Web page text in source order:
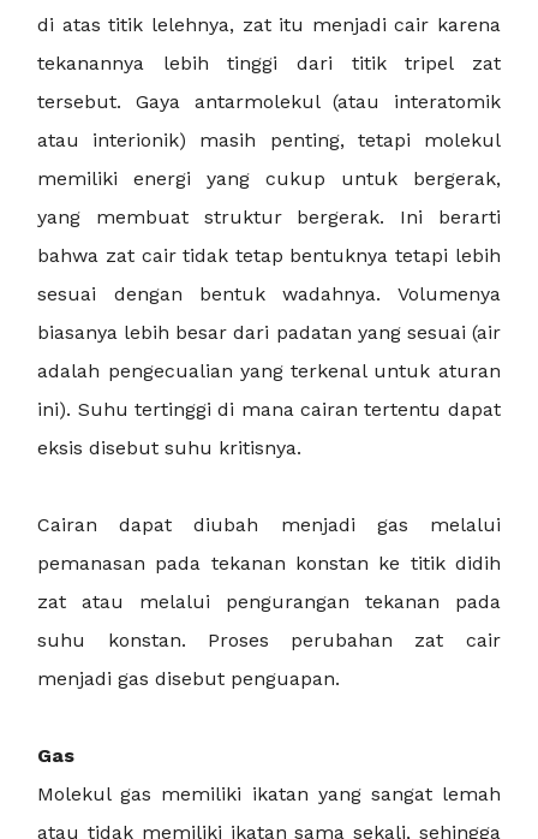
di atas titik lelehnya, zat itu menjadi cair karena
tekanannya lebih tinggi dari titik tripel zat
tersebut. Gaya antarmolekul (atau interatomik
atau interionik) masih penting, tetapi molekul
memiliki energi yang cukup untuk bergerak,
yang membuat struktur bergerak. Ini berarti
bahwa zat cair tidak tetap bentuknya tetapi lebih
sesuai dengan bentuk wadahnya. Volumenya
biasanya lebih besar dari padatan yang sesuai (air
adalah pengecualian yang terkenal untuk aturan
ini). Suhu tertinggi di mana cairan tertentu dapat
eksis disebut suhu kritisnya.
Cairan dapat diubah menjadi gas melalui
pemanasan pada tekanan konstan ke titik didih
zat atau melalui pengurangan tekanan pada
suhu konstan. Proses perubahan zat cair
menjadi gas disebut penguapan.
Gas
Molekul gas memiliki ikatan yang sangat lemah
atau tidak memiliki ikatan sama sekali, sehingga